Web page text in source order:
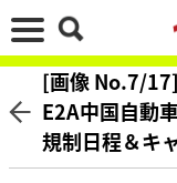
[画像 No.7/
E2A中国自動
規制日程＆キ